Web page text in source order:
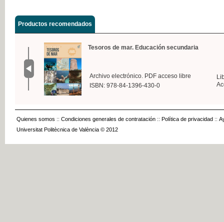
Productos recomendados
Tesoros de mar. Educación secundaria
Archivo electrónico. PDF acceso libre
ISBN: 978-84-1396-430-0
Quienes somos :: Condiciones generales de contratación :: Política de privacidad ::
Universitat Politècnica de València © 2012